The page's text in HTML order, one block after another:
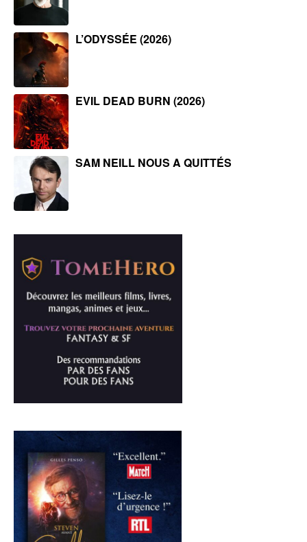
L’ODYSSÉE (2026)
EVIL DEAD BURN (2026)
SAM NEILL NOUS A QUITTÉS